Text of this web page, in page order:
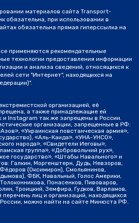
материалов сайта Transport-
обязательна, при использовании в
обязательна прямая гиперссылка на
применяются рекомендательные
технологии предоставления информации
и анализа сведений, относящихся к
сети "Интернет", находящихся на
организацией, её
а также принадлежащие ей
и Instagram так же запрещены в России.
организации, запрещенные в РФ:
«Украинская повстанческая армия»,
«Аль-Каида», «УНА-УНСО»,
народа», «Свидетели Иеговы»,
группа», «Добровольчий рух»,
государство», «Штабы Навального» и
Галкин, Моргенштерн, Дудь, Невзоров,
(Оксимирон), Смольянинов,
ФБК, Навальный, Голос Америки,
Понасенков, Пивоваров,
Троицкий, Земфира, Гудков, Варламов,
лиц и организаций, находящихся
можно найти на сайте Минюста РФ.